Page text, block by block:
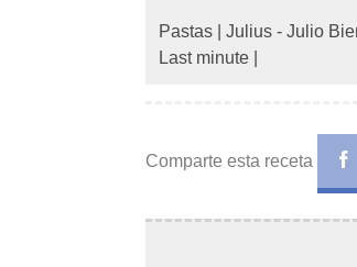
Pastas Julius - Julio
Last minute
Comparte esta receta